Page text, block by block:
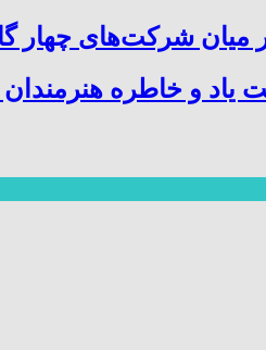
میان شرکت‌های
و خاطره